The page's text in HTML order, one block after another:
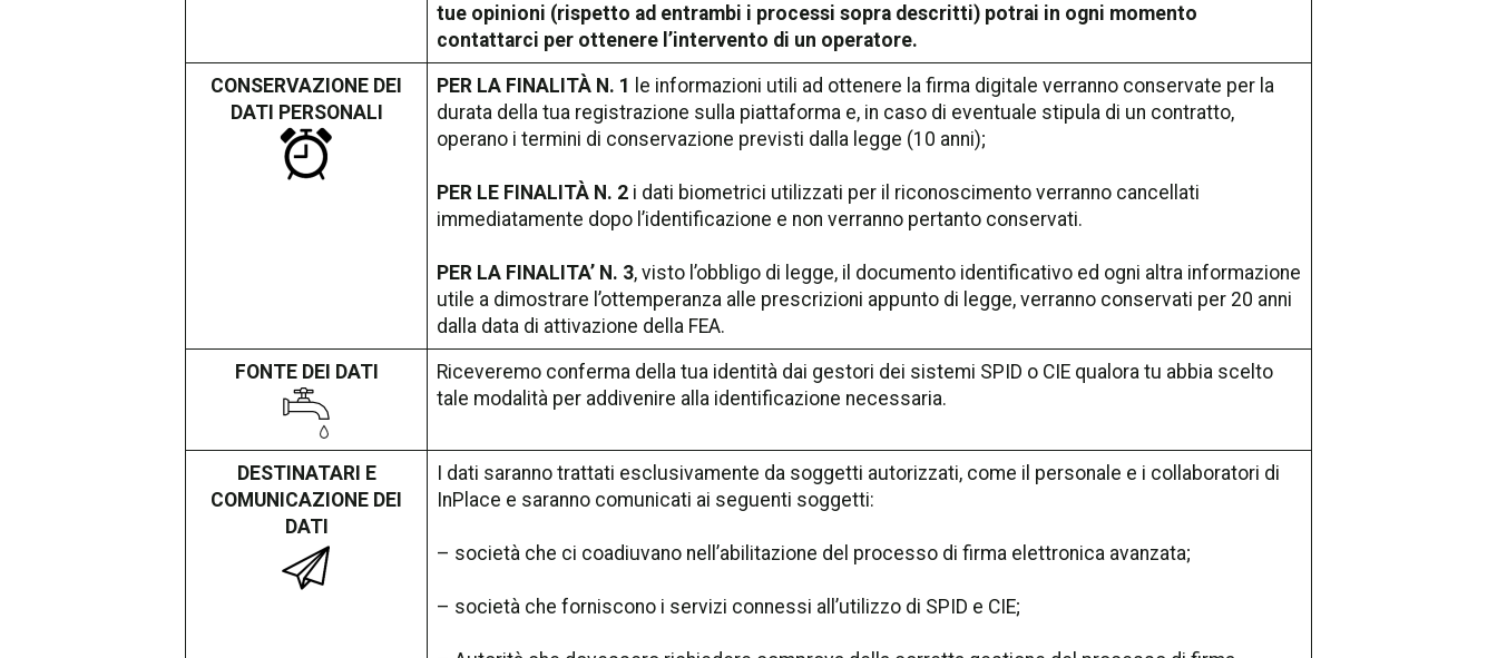
tue opinioni (rispetto ad entrambi i processi sopra descritti) potrai in ogni momento
contattarci per ottenere l’intervento di un operatore.
CONSERVAZIONE DEI
DATI PERSONALI
PER LA FINALITÀ N. 1 le informazioni utili ad ottenere la firma digitale verranno conservate per la
durata della tua registrazione sulla piattaforma e, in caso di eventuale stipula di un contratto,
operano i termini di conservazione previsti dalla legge (10 anni);
PER LE FINALITÀ N. 2 i dati biometrici utilizzati per il riconoscimento verranno cancellati
immediatamente dopo l’identificazione e non verranno pertanto conservati.
PER LA FINALITA’ N. 3, visto l’obbligo di legge, il documento identificativo ed ogni altra informazione
utile a dimostrare l’ottemperanza alle prescrizioni appunto di legge, verranno conservati per 20 anni
dalla data di attivazione della FEA.
FONTE DEI DATI
Riceveremo conferma della tua identità dai gestori dei sistemi SPID o CIE qualora tu abbia scelto
tale modalità per addivenire alla identificazione necessaria.
DESTINATARI E
COMUNICAZIONE DEI
DATI
I dati saranno trattati esclusivamente da soggetti autorizzati, come il personale e i collaboratori di
InPlace e saranno comunicati ai seguenti soggetti:
– società che ci coadiuvano nell’abilitazione del processo di firma elettronica avanzata;
– società che forniscono i servizi connessi all’utilizzo di SPID e CIE;